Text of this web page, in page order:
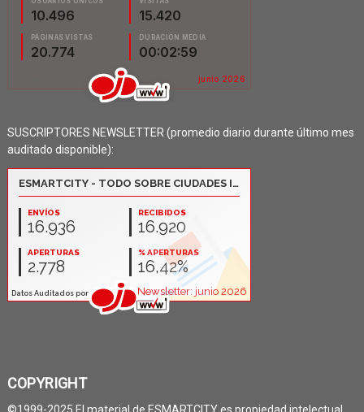
SUSCRIPTORES NEWSLETTER (promedio diario durante último mes
auditado disponible):
COPYRIGHT
©1999-2025 El material de ESMARTCITY es propiedad intelectual